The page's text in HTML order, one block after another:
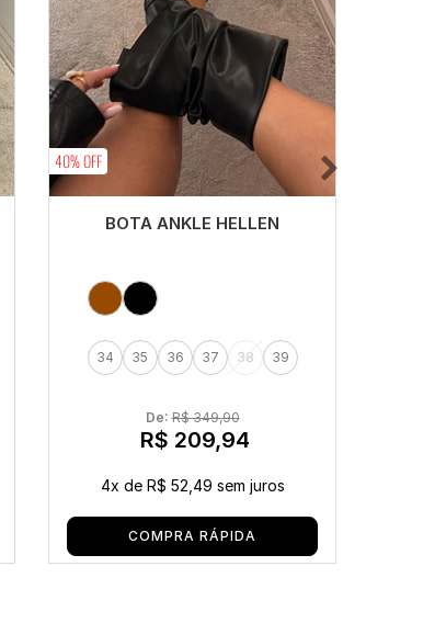
40% OFF
BOTA ANKLE HELLEN
34 35 36 37 38 39
De: R$ 349,90
R$ 209,94
4x de R$ 52,49 sem juros
COMPRA RÁPIDA